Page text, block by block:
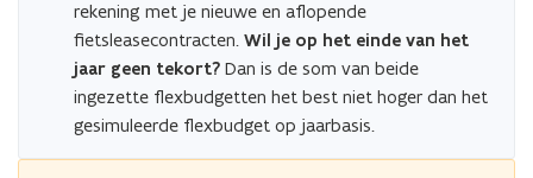
rekening met je nieuwe en aflopende
fietsleasecontracten. Wil je op het einde van het
jaar geen tekort? Dan is de som van beide
ingezette flexbudgetten het best niet hoger dan het
gesimuleerde flexbudget op jaarbasis.